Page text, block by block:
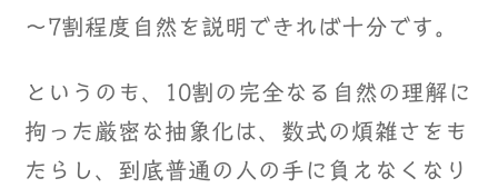
～7割程度自然を説明できれば十分です。
というのも、10割の完全なる自然の理解に
拘った厳密な抽象化は、数式の煩雑さをも
たらし、到底普通の人の手に負えなくなり